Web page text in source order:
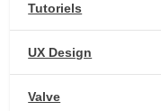
Tutoriels
UX Design
Valve